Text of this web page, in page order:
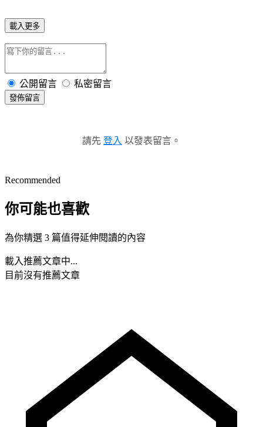
載入更多
公開留言 私密留言
發佈留言
請先 登入 以發表留言。
Recommended
你可能也喜歡
為你精選 3 篇值得延伸閱讀的內容
載入推薦文章中...
目前沒有推薦文章